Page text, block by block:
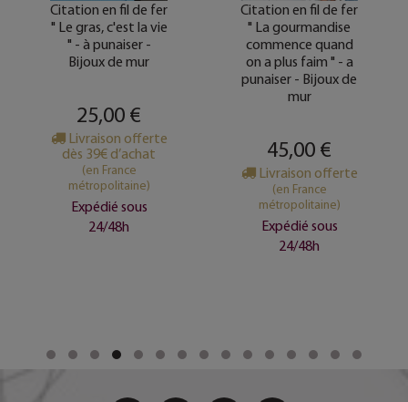
Citation en fil de fer
" Le gras, c'est la vie
" - à punaiser -
Bijoux de mur
25,00 €
Livraison offerte
dès 39€ d’achat
(en France
métropolitaine)
Expédié sous
24/48h
Citation en fil de fer
" La gourmandise
commence quand
on a plus faim " - a
punaiser - Bijoux de
mur
45,00 €
Livraison offerte
(en France
métropolitaine)
Expédié sous
24/48h